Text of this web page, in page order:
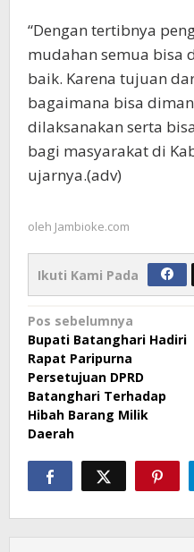
“Dengan tertibnya
mudahan semua bisa
baik. Karena tujuan
bagaimana bisa
dilaksanakan serta
bagi masyarakat di
ujarnya.(adv)
oleh Jambioke.com
Ikuti Kami Pada
Navigasi
pos
Pos sebelumnya
Bupati Batanghari Hadiri
Rapat Paripurna
Persetujuan DPRD
Batanghari Terhadap
Hibah Barang Milik
Daerah